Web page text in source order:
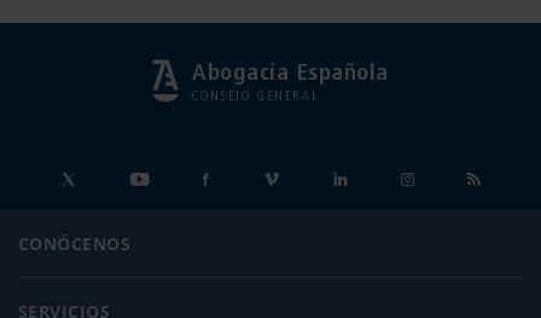
Abogacía Española
CONSEJO GENERAL
CONÓCENOS
SERVICIOS